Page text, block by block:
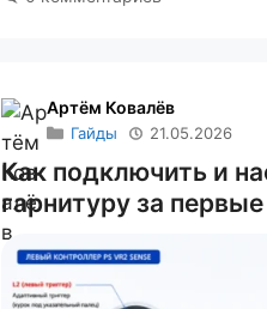
Артём Ковалёв
Гайды 21.05.2026
Как подключить и
гарнитуру за